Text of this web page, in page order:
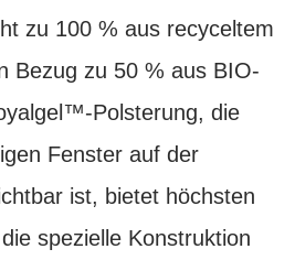
zu 100 % aus recyceltem
Bezug zu 50 % aus BIO-
Polsterung, die
Fenster auf der
ist, bietet höchsten
spezielle Konstruktion